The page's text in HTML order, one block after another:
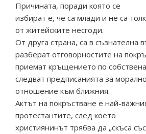
Причината, поради която се
избират е, че са млади и не са
от житейските несгоди.
От друга страна, са в съзнателна
разберат отговорностите на
приемат кръщението по
следват предписанията за
отношение към ближния.
Актът на покръстване е най-
протестантите, след което
християнинът трябва да „скъса